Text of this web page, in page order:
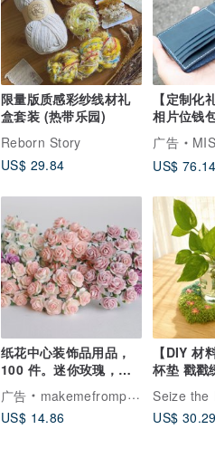
限量版质感彩纱线材礼
盒套装 (热带乐园)
Reborn Story
US$ 29.84
【定制化
相片位钱
皮夹】手
广告
US$ 76.14
纸花中心装饰品用品，
100 件。迷你玫瑰，尺
寸 1.5 厘米，粉红色
广告
makemefrompaper
US$ 14.86
【DIY 材
杯垫 戳戳
Seize the
US$ 30.29